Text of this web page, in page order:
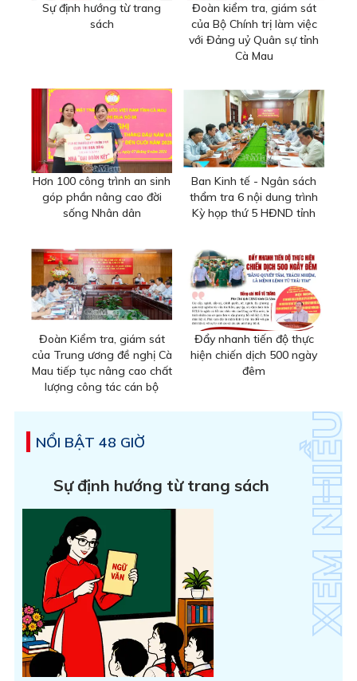
Sự định hướng từ trang
sách
Đoàn kiểm tra, giám sát
của Bộ Chính trị làm việc
với Đảng uỷ Quân sự tỉnh
Cà Mau
Hơn 100 công trình an sinh
góp phần nâng cao đời
sống Nhân dân
Ban Kinh tế - Ngân sách
thẩm tra 6 nội dung trình
Kỳ họp thứ 5 HĐND tỉnh
Đoàn Kiểm tra, giám sát
của Trung ương đề nghị Cà
Mau tiếp tục nâng cao chất
lượng công tác cán bộ
Đẩy nhanh tiến độ thực
hiện chiến dịch 500 ngày
đêm
NỔI BẬT 48 GIỜ
Sự định hướng từ trang sách